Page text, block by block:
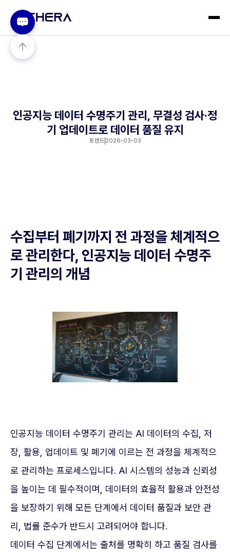
인공지능 데이터 수명주기 관리, 무결성 검사·정
기 업데이트로 데이터 품질 유지
트렌드 2026-03-03
수집부터 폐기까지 전 과정을 체계적으
로 관리한다, 인공지능 데이터 수명주
기 관리의 개념
인공지능 데이터 수명주기 관리는 AI 데이터의 수집, 저
장, 활용, 업데이트 및 폐기에 이르는 전 과정을 체계적으
로 관리하는 프로세스입니다. AI 시스템의 성능과 신뢰성
을 높이는 데 필수적이며, 데이터의 효율적 활용과 안전성
을 보장하기 위해 모든 단계에서 데이터 품질과 보안 관
리, 법률 준수가 반드시 고려되어야 합니다.
데이터 수집 단계에서는 출처를 명확히 하고 품질 검사를